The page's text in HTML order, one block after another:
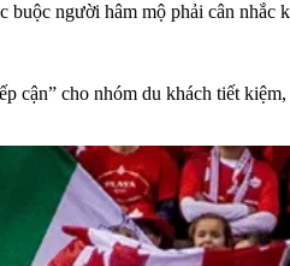
người hâm mộ phải cân nhắc
cận” cho nhóm du khách tiết